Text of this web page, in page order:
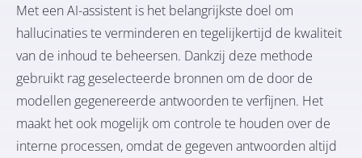
Met een AI-assistent is het belangrijkste doel om
hallucinaties te verminderen en tegelijkertijd de kwaliteit
van de inhoud te beheersen. Dankzij deze methode
gebruikt rag geselecteerde bronnen om de door de
modellen gegenereerde antwoorden te verfijnen. Het
maakt het ook mogelijk om controle te houden over de
interne processen, omdat de gegeven antwoorden altijd